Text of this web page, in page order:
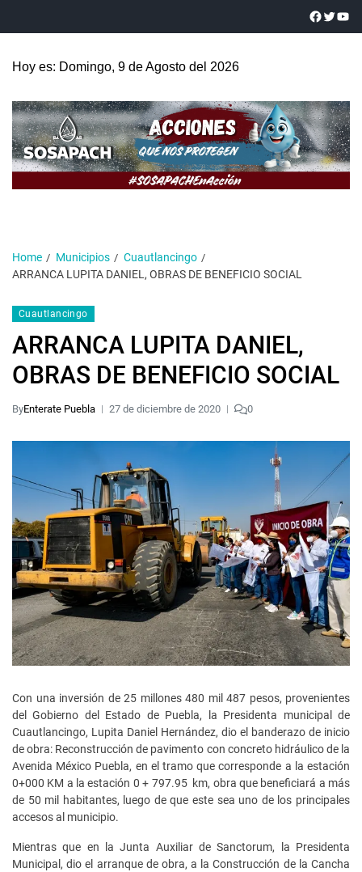
Hoy es: Domingo, 9 de Agosto del 2026
Home Municipios
Cuautlancingo
ARRANCA LUPITA DANIEL, OBRAS DE BENEFICIO SOCIAL
Cuautlancingo
ARRANCA LUPITA DANIEL,
OBRAS DE BENEFICIO SOCIAL
ByEnterate Puebla 27 de diciembre de 2020 0
Con una inversión de 25 millones 480 mil 487 pesos, provenientes
del Gobierno del Estado de Puebla, la Presidenta municipal de
Cuautlancingo, Lupita Daniel Hernández, dio el banderazo de inicio
de obra: Reconstrucción de pavimento con concreto hidráulico de la
Avenida México Puebla, en el tramo que corresponde a la estación
0+000 KM a la estación 0 + 797.95 km, obra que beneficiará a más
de 50 mil habitantes, luego de que este sea uno de los principales
accesos al municipio.
Mientras que en la Junta Auxiliar de Sanctorum, la Presidenta
Municipal, dio el arranque de obra, a la Construcción de la Cancha